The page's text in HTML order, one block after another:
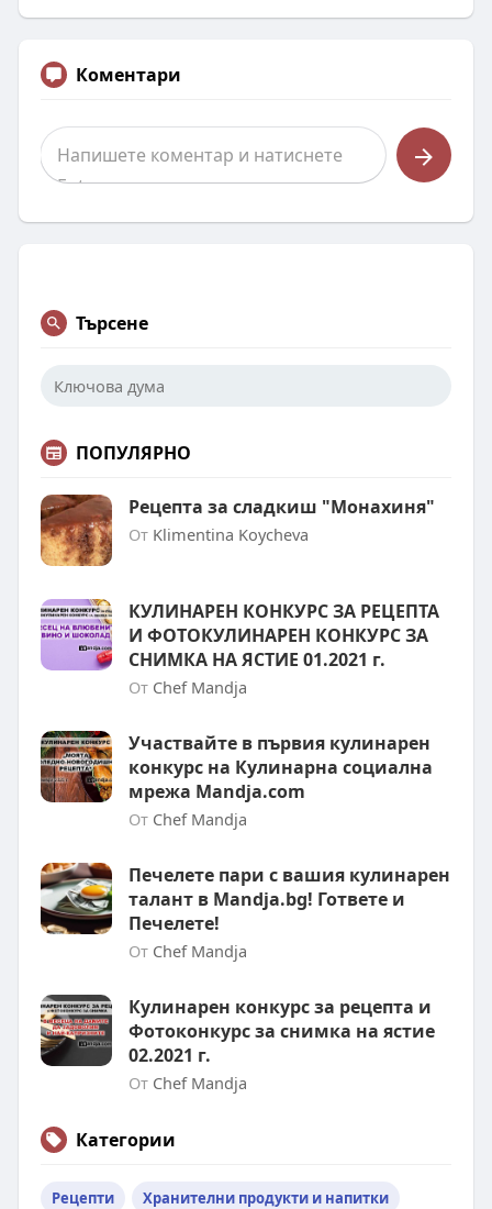
Коментари
Търсене
ПОПУЛЯРНО
Рецепта за сладкиш "Монахиня"
От Klimentina Koycheva
КУЛИНАРЕН КОНКУРС ЗА РЕЦЕПТА
И ФОТОКУЛИНАРЕН КОНКУРС ЗА
СНИМКА НА ЯСТИЕ 01.2021 г.
От Chef Mandja
Участвайте в първия кулинарен
конкурс на Кулинарна социална
мрежа Mandja.com
От Chef Mandja
Печелете пари с вашия кулинарен
талант в Mandja.bg! Гответе и
Печелете!
От Chef Mandja
Кулинарен конкурс за рецепта и
Фотоконкурс за снимка на ястие
02.2021 г.
От Chef Mandja
Категории
Рецепти Хранителни продукти и напитки